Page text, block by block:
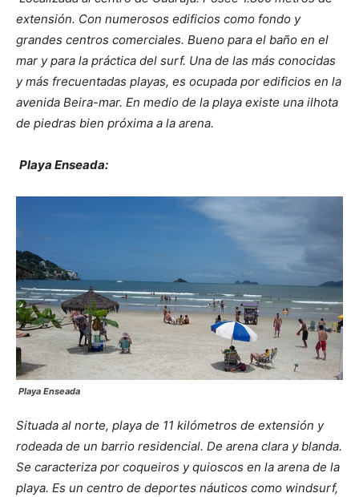
extensión. Con numerosos edificios como fondo y
grandes centros comerciales. Bueno para el baño en el
mar y para la práctica del surf. Una de las más conocidas
y más frecuentadas playas, es ocupada por edificios en la
avenida Beira-mar. En medio de la playa existe una ilhota
de piedras bien próxima a la arena.
Playa Enseada:
Playa Enseada
Situada al norte, playa de 11 kilómetros de extensión y
rodeada de un barrio residencial. De arena clara y blanda.
Se caracteriza por coqueiros y quioscos en la arena de la
playa. Es un centro de deportes náuticos como windsurf,